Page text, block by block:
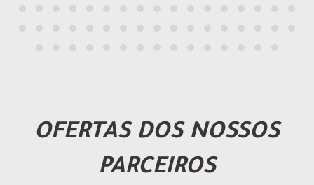
OFERTAS DOS NOSSOS
PARCEIROS